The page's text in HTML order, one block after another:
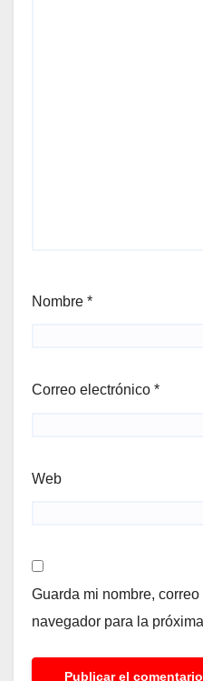
Nombre *
Correo electrónico *
Web
Guarda mi nombre,
navegador para la